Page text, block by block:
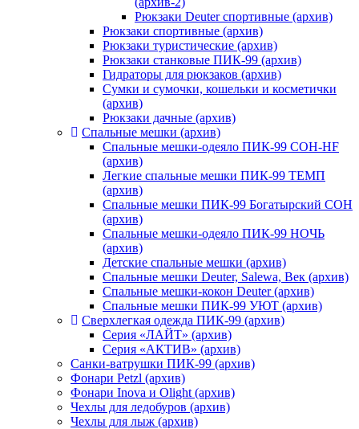
Рюкзаки Deuter спортивные (архив)
Рюкзаки спортивные (архив)
Рюкзаки туристические (архив)
Рюкзаки станковые ПИК-99 (архив)
Гидраторы для рюкзаков (архив)
Сумки и сумочки, кошельки и косметички
(архив)
Рюкзаки дачные (архив)
Спальные мешки (архив)
Спальные мешки-одеяло ПИК-99 СОН-HF
(архив)
Легкие спальные мешки ПИК-99 ТЕМП
(архив)
Спальные мешки ПИК-99 Богатырский СОН
(архив)
Спальные мешки-одеяло ПИК-99 НОЧЬ
(архив)
Детские спальные мешки (архив)
Спальные мешки Deuter, Salewa, Век (архив)
Спальные мешки-кокон Deuter (архив)
Спальные мешки ПИК-99 УЮТ (архив)
Сверхлегкая одежда ПИК-99 (архив)
Серия «ЛАЙТ» (архив)
Серия «АКТИВ» (архив)
Санки-ватрушки ПИК-99 (архив)
Фонари Petzl (архив)
Фонари Inova и Olight (архив)
Чехлы для ледобуров (архив)
Чехлы для лыж (архив)